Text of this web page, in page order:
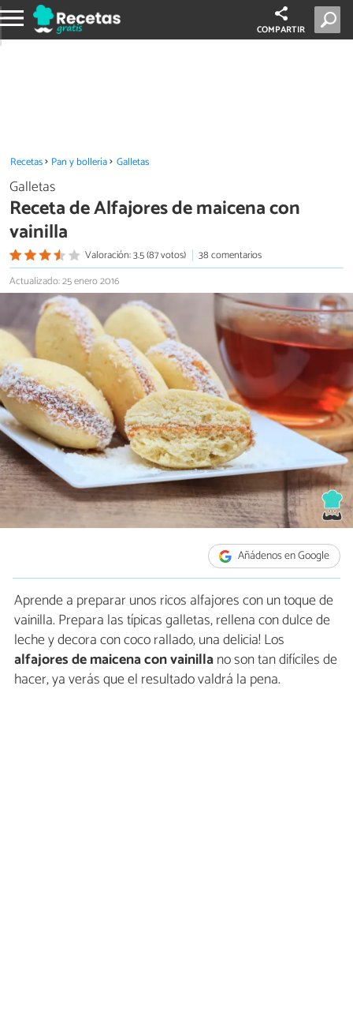
COMPARTIR
Recetas Pan y bollería Galletas
Galletas
Receta de Alfajores de maicena con
vainilla
Valoración: 3.5 (87 votos)
38 comentarios
Actualizado: 25 enero 2016
Añádenos en Google
Aprende a preparar unos ricos alfajores con un toque de
vainilla. Prepara las típicas galletas, rellena con dulce de
leche y decora con coco rallado, una delicia! Los
alfajores de maicena con vainillano son tan difíciles de
hacer, ya verás que el resultado valdrá la pena.